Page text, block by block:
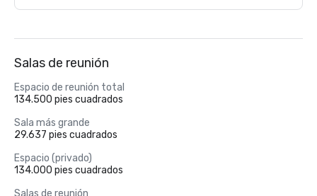
Salas de reunión
Espacio de reunión total
134.500 pies cuadrados
Sala más grande
29.637 pies cuadrados
Espacio (privado)
134.000 pies cuadrados
Salas de reunión